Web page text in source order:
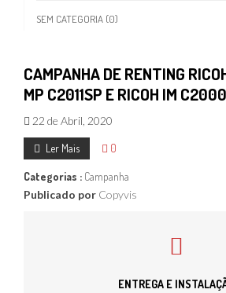
SEM CATEGORIA (0)
CAMPANHA DE RENTING
MP C2011SP E RICOH IM C2000
22 de Abril, 2020
Ler Mais 0
Categorias : Campanha
Publicado por Copyvis
ENTREGA E